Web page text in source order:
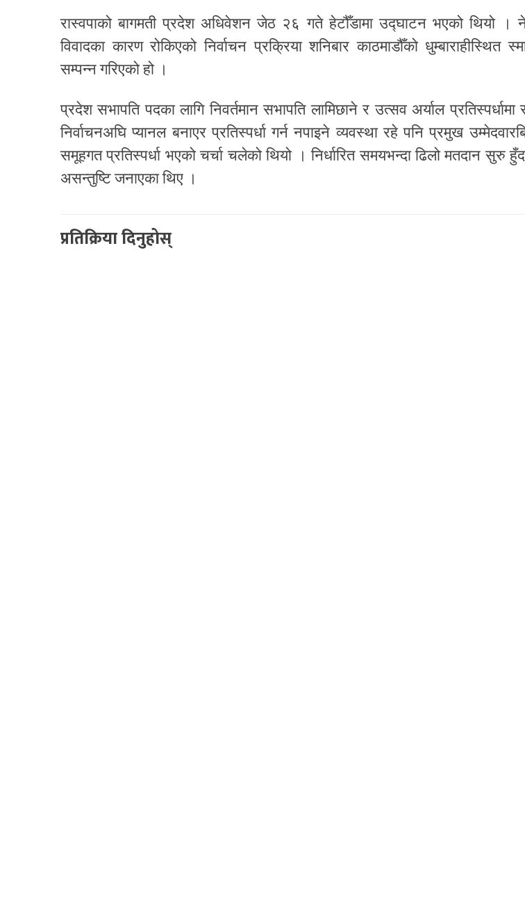
रास्वपाको बागमती प्रदेश अधिवेशन जेठ २६ गते हेटौँडामा उद्घाटन भएको थियो ।
विवादका कारण रोकिएको निर्वाचन प्रक्रिया शनिबार काठमाडौँको धुम्बाराहीस्थित
सम्पन्न गरिएको हो ।
प्रदेश सभापति पदका लागि निवर्तमान सभापति लामिछाने र उत्सव अर्याल
निर्वाचनअघि प्यानल बनाएर प्रतिस्पर्धा गर्न नपाइने व्यवस्था रहे पनि प्रमुख
समूहगत प्रतिस्पर्धा भएको चर्चा चलेको थियो । निर्धारित समयभन्दा ढिलो मतदान सुरु
असन्तुष्टि जनाएका थिए ।
प्रतिक्रिया दिनुहोस्